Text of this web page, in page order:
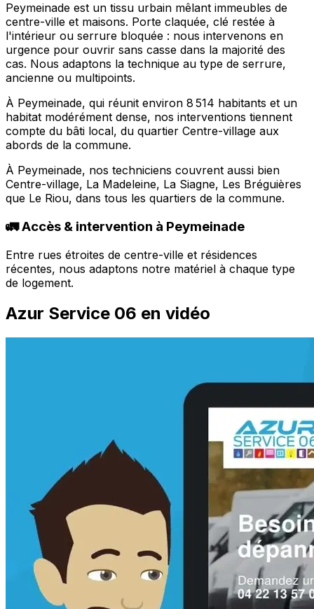
Peymeinade est un tissu urbain mêlant immeubles de
centre-ville et maisons. Porte claquée, clé restée à
l'intérieur ou serrure bloquée : nous intervenons en
urgence pour ouvrir sans casse dans la majorité des
cas. Nous adaptons la technique au type de serrure,
ancienne ou multipoints.
À Peymeinade, qui réunit environ 8 514 habitants et un
habitat modérément dense, nos interventions tiennent
compte du bâti local, du quartier Centre-village aux
abords de la commune.
À Peymeinade, nos techniciens couvrent aussi bien
Centre-village, La Madeleine, La Siagne, Les Bréguières
que Le Riou, dans tous les quartiers de la commune.
🚛 Accès & intervention à Peymeinade
Entre rues étroites de centre-ville et résidences
récentes, nous adaptons notre matériel à chaque type
de logement.
Azur Service 06 en vidéo